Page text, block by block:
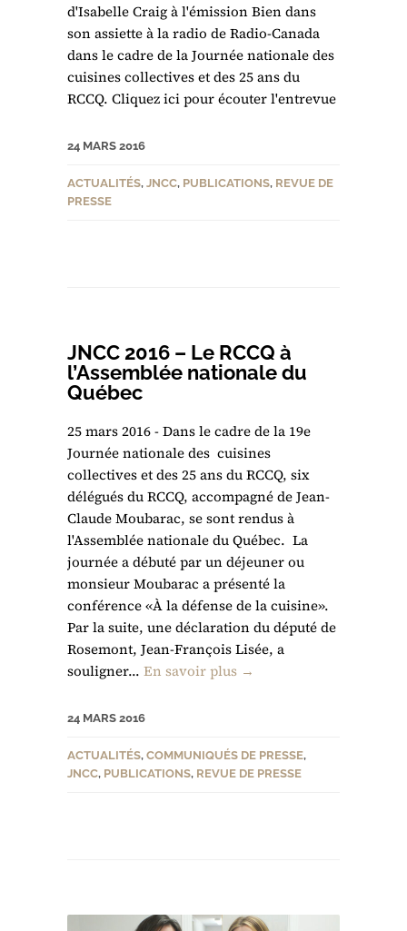
d'Isabelle Craig à l'émission Bien dans
son assiette à la radio de Radio-Canada
dans le cadre de la Journée nationale des
cuisines collectives et des 25 ans du
RCCQ. Cliquez ici pour écouter l'entrevue
24 MARS 2016
ACTUALITÉS, JNCC, PUBLICATIONS, REVUE DE
PRESSE
JNCC 2016 – Le RCCQ à
l’Assemblée nationale du
Québec
25 mars 2016 - Dans le cadre de la 19e
Journée nationale des cuisines
collectives et des 25 ans du RCCQ, six
délégués du RCCQ, accompagné de Jean-
Claude Moubarac, se sont rendus à
l'Assemblée nationale du Québec. La
journée a débuté par un déjeuner ou
monsieur Moubarac a présenté la
conférence «À la défense de la cuisine».
Par la suite, une déclaration du député de
Rosemont, Jean-François Lisée, a
souligner... En savoir plus →
24 MARS 2016
ACTUALITÉS, COMMUNIQUÉS DE PRESSE,
JNCC, PUBLICATIONS, REVUE DE PRESSE